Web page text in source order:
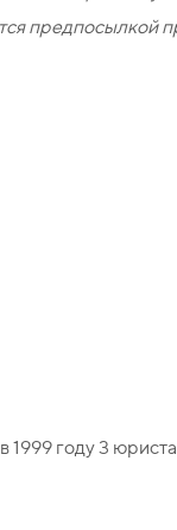
предпосылкой
году 3